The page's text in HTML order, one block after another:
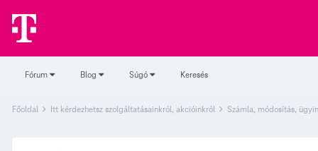
Fórum Blog Súgó Keresés
Főoldal Itt kérdezhetsz szolgáltatásainkról, akcióinkról Számla, módosítás,